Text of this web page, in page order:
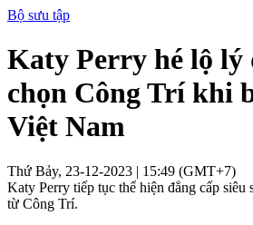
Bộ sưu tập
Katy Perry hé lộ lý
chọn Công Trí khi
Việt Nam
Thứ Bảy, 23-12-2023 | 15:49 (GMT+7)
Katy Perry tiếp tục thể hiện đẳng cấp siêu
từ Công Trí.